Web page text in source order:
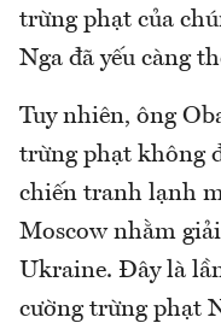
trừng phạt của
Nga đã yếu càng
Tuy nhiên, ông
trừng phạt không
chiến tranh lạnh
Moscow nhằm
Ukraine. Đây là
cường trừng phạt